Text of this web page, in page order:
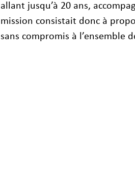
allant jusqu’à 20 ans,
mission consistait donc à
sans compromis à l’ensemble